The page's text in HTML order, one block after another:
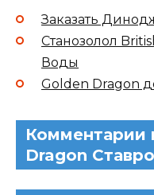
Заказать
Станозолол
Воды
Golden Dragon
Комментарии
Dragon